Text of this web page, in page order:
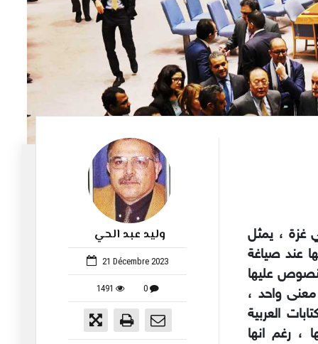
وليد عبد الحي
21 Décembre 2023
1491 0
غزة ، يمثل
عند صياغة
عليها
معنى واحد ،
العربية
، رغم انها